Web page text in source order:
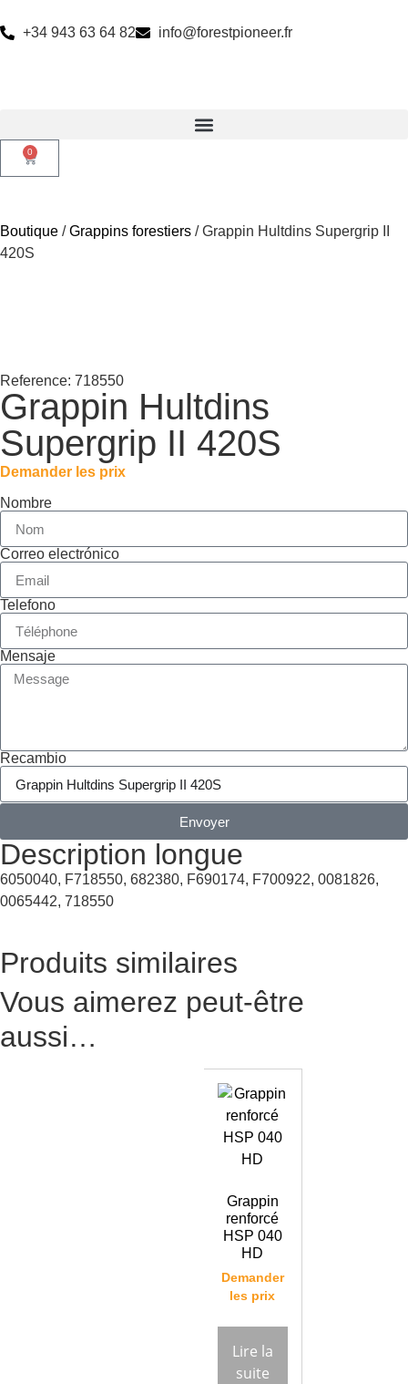
+34 943 63 64 82 info@forestpioneer.fr
0
Boutique /Grappins forestiers / Grappin Hultdins Supergrip II
420S
Reference: 718550
Grappin Hultdins
Supergrip II 420S
Demander les prix
Nombre
Correo electrónico
Telefono
Mensaje
Recambio
Envoyer
Description longue
6050040, F718550, 682380, F690174, F700922, 0081826,
0065442, 718550
Produits similaires
Vous aimerez peut-être
aussi…
Grappin
renforcé
HSP 040
HD
Demander
les prix
Lire la
suite